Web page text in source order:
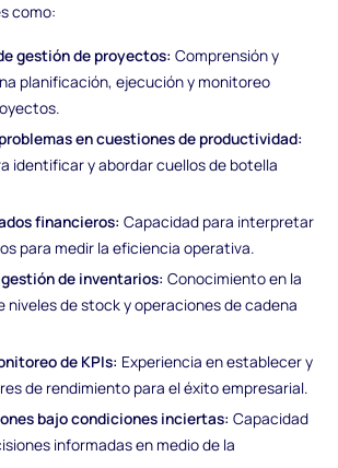
como:
gestión de proyectos: Comprensión y
planificación, ejecución y monitoreo
en cuestiones de productividad:
identificar y abordar cuellos de botella
financieros: Capacidad para interpretar
para medir la eficiencia operativa.
de inventarios: Conocimiento en la
niveles de stock y operaciones de cadena
de KPIs: Experiencia en establecer y
de rendimiento para el éxito empresarial.
bajo condiciones inciertas: Capacidad
informadas en medio de la